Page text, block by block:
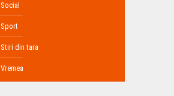
Social
Sport
Stiri din tara
Vremea